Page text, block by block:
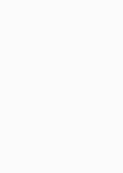
848230-1001,